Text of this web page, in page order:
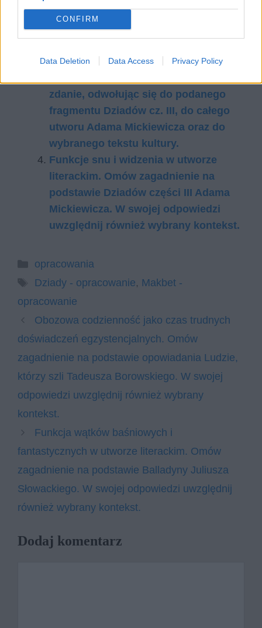
CONFIRM
Data Deletion Data Access Privacy Policy
Adama Mickiewicza, całego utworu
oraz do wybranego tekstu kultury.
Co skłania człowieka do poświęceń?
zdanie, odwołując się do podanego
fragmentu Dziadów cz. III, do całego
utworu Adama Mickiewicza oraz do
wybranego tekstu kultury.
Funkcje snu i widzenia w utworze
literackim. Omów zagadnienie na
podstawie Dziadów części III Adama
Mickiewicza. W swojej odpowiedzi
uwzględnij również wybrany kontekst.
Kategorie
opracowania
Tagi
Dziady - opracowanie, Makbet -
opracowanie
Obozowa codzienność jako czas trudnych
doświadczeń egzystencjalnych. Omów
zagadnienie na podstawie opowiadania Ludzie,
którzy szli Tadeusza Borowskiego. W swojej
odpowiedzi uwzględnij również wybrany
kontekst.
Funkcja wątków baśniowych i
fantastycznych w utworze literackim. Omów
zagadnienie na podstawie Balladyny Juliusza
Słowackiego. W swojej odpowiedzi uwzględnij
również wybrany kontekst.
Dodaj komentarz